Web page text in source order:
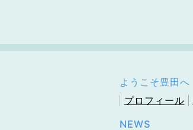
ようこそ豊田へ
プロフィール
NEWS